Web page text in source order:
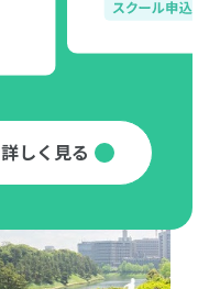
詳しく見る